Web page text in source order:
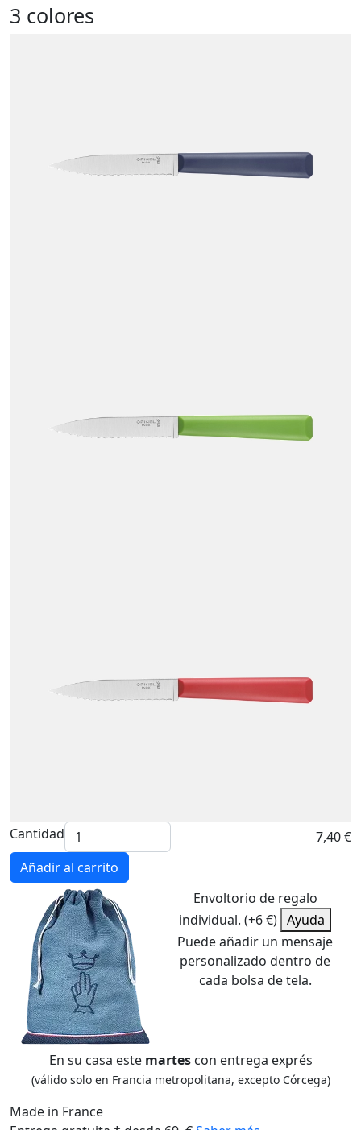
3 colores
Cantidad
7,40 €
Añadir al carrito
Envoltorio de regalo
individual. (+6 €) Ayuda
Puede añadir un mensaje
personalizado dentro de
cada bolsa de tela.
En su casa este martescon entrega exprés
(válido solo en Francia metropolitana, excepto Córcega)
Made in France